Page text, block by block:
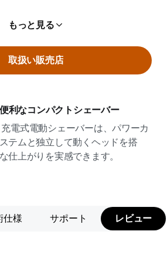
利なコンパクトシェーバー
充電式電動シェーバーは、パワーカ
テムと独立して動くヘッドを搭
仕上がりを実感できます。
もっと見る
取扱い販売店
仕様 サポート レビュー